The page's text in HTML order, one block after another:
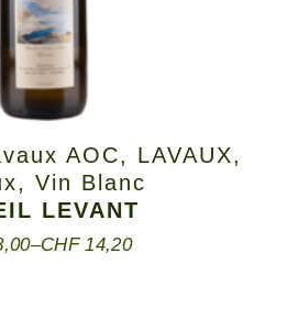
AOC, LAVAUX,
,Vin Blanc
LEVANT
–CHF14,20